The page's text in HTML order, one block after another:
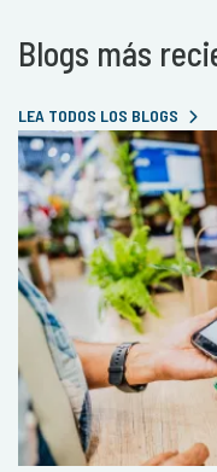
Blogs más
LEA TODOS LOS BLOGS